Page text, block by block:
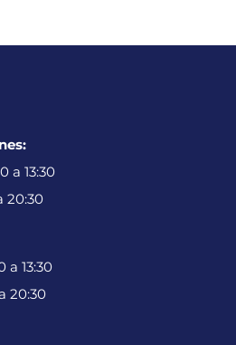
a 13:30
20:30
a 13:30
20:30